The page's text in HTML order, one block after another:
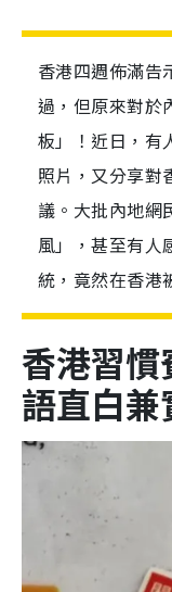
香港四週佈滿告
過，但原來對於
板」！近日，有
照片，又分享對
議。大批內地網
風」，甚至有人
統，竟然在香港
香港習
語直白兼